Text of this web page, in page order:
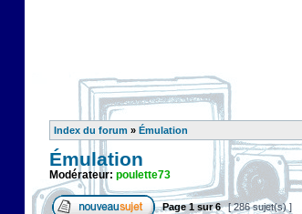
Index du forum » Émulation
Émulation
Modérateur: poulette73
Page1sur6 [ 286 sujet(s) ]